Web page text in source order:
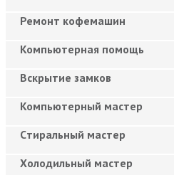
Ремонт кофемашин
Компьютерная помощь
Вскрытие замков
Компьютерный мастер
Cтиральный мастер
Холодильный мастер